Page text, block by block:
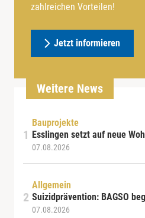
zahlreichen Vorteilen!
Jetzt informieren
Weitere News
Bauprojekte
Esslingen setzt auf neue
07.08.2026
Allgemein
Suizidprävention: BAGSO
07.08.2026